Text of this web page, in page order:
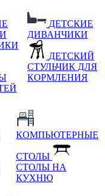
ДЕТСКИЕ
ДИВАНЧИКИ
ДЕТСКИЙ
СТУЛЬЧИК ДЛЯ
КОРМЛЕНИЯ
КОМПЬЮТЕРНЫЕ
СТОЛЫ
СТОЛЫ НА
КУХНЮ